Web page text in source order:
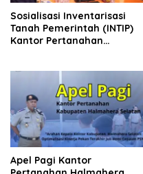
Sosialisasi Inventarisasi
Tanah Pemerintah (INTIP)
Kantor Pertanahan
Apel Pagi Kantor